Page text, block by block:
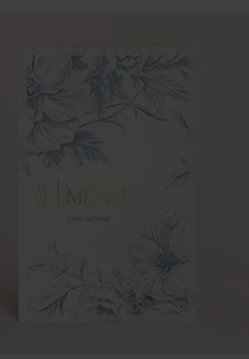
sticker met vintage roze